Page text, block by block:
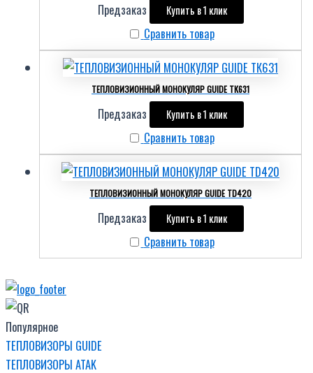
Предзаказ Купить в 1 клик
Сравнить товар
ТЕПЛОВИЗИОННЫЙ МОНОКУЛЯР GUIDE ТК631
Предзаказ Купить в 1 клик
Сравнить товар
ТЕПЛОВИЗИОННЫЙ МОНОКУЛЯР GUIDE TD420
Предзаказ Купить в 1 клик
Сравнить товар
Популярное
ТЕПЛОВИЗОРЫ GUIDE
ТЕПЛОВИЗОРЫ ATAK